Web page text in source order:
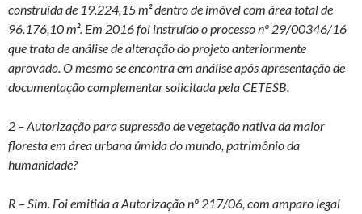
construída de 19.224,15 m² dentro de imóvel com área total de
96.176,10 m². Em 2016 foi instruído o processo nº 29/00346/16
que trata de análise de alteração do projeto anteriormente
aprovado. O mesmo se encontra em análise após apresentação de
documentação complementar solicitada pela CETESB.
2 – Autorização para supressão de vegetação nativa da maior
floresta em área urbana úmida do mundo, patrimônio da
humanidade?
R – Sim. Foi emitida a Autorização nº 217/06, com amparo legal